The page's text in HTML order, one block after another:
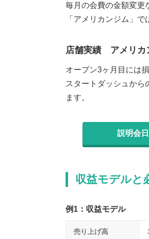
毎月の会費の金額変更
「アメリカンジム」
店舗実績 アメリカ
オープン3ヶ月目には
スタートダッシュから
ます。
説明会
収益モデルと
例1：収益モデル
売り上げ高